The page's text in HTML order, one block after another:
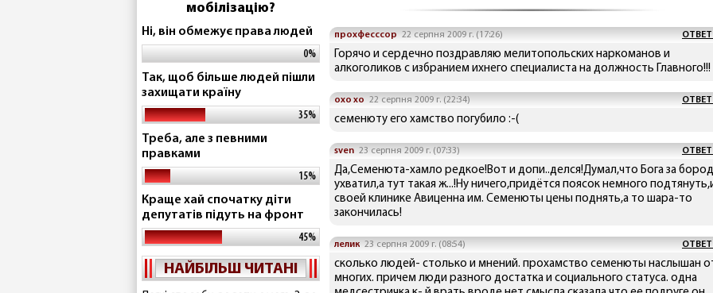
мобілізацію?
Ні, він обмежує права людей
0%
Так, щоб більше людей пішли
захищати країну
35%
Треба, але з певними
правками
15%
Краще хай спочатку діти
депутатів підуть на фронт
45%
НАЙБІЛЬШ ЧИТАНІ
прохфесссор 22 серпня 2009 г. (17:26)
Горячо и сердечно поздравляю мелитопольских наркоманов и
алкоголиков с избранием ихнего специалиста на должность Главного!!!
охо хо 22 серпня 2009 г. (22:34)
семенюту его хамство погубило :-(
sven 23 серпня 2009 г. (07:33)
Да,Семенюта-хамло редкое!Вот и допи..делся!Думал,что Бога за
ухватил,а тут такая ж...!Ну ничего,придётся поясок немного
своей клинике Авиценна им. Семенюты цены поднять,а то шара-то
закончилась!
лелик 23 серпня 2009 г. (08:54)
сколько людей- столько и мнений. прохамство семенюты наслышан
многих. причем люди разного достатка и социального статуса. одна